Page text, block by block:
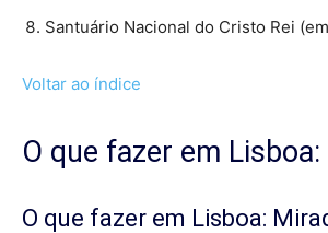
Santuário Nacional do Cristo Rei
Voltar ao índice
O que fazer em
O que fazer em Lisboa: